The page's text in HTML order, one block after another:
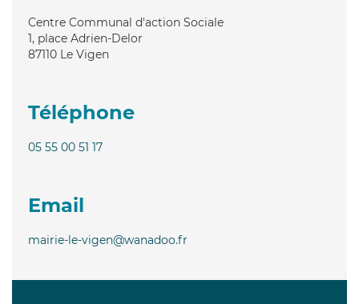
Centre Communal d'action Sociale
1, place Adrien-Delor
87110 Le Vigen
Téléphone
05 55 00 51 17
Email
mairie-le-vigen@wanadoo.fr